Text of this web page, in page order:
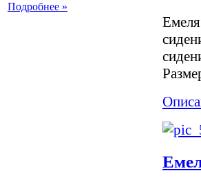
Подробнее »